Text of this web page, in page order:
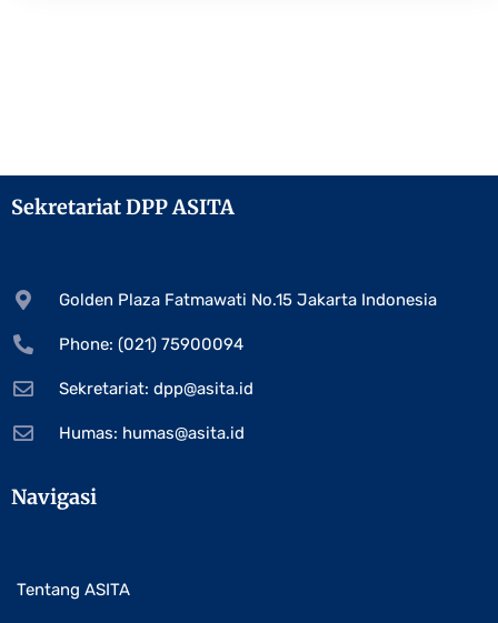
Sekretariat DPP ASITA
Golden Plaza Fatmawati No.15 Jakarta Indonesia
Phone: (021) 75900094
Sekretariat: dpp@asita.id
Humas: humas@asita.id
Navigasi
Tentang ASITA